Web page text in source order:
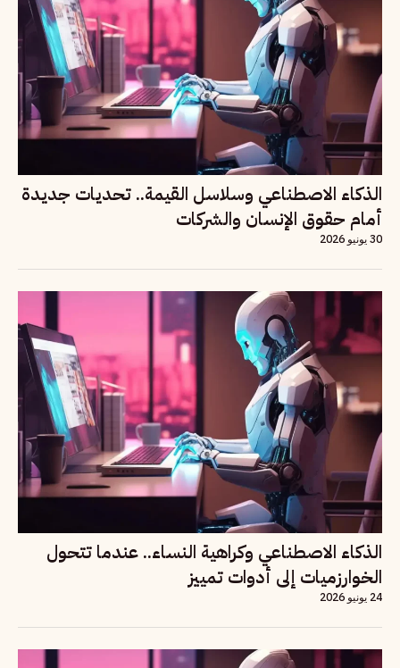
الذكاء الاصطناعي وسلاسل القيمة.. تحديات جديدة
أمام حقوق الإنسان والشركات
30 يونيو 2026
الذكاء الاصطناعي وكراهية النساء.. عندما تتحول
الخوارزميات إلى أدوات تمييز
24 يونيو 2026